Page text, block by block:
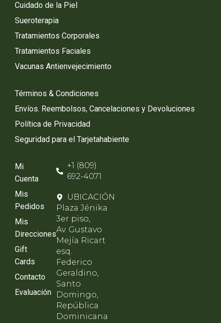
Cuidado de la Piel
Sueroterapia
Tratamientos Corporales
Tratamientos Faciales
Vacunas Antienvejecimiento
Términos & Condiciones
Envíos. Reembolsos, Cancelaciones y Devoluciones
Política de Privacidad
Seguridad para el Tarjetahabiente
Mi
Cuenta
Mis
Pedidos
Mis
Direcciones
Gift
Cards
Contacto
Evaluación
+1 (809)
692-4071
UBICACIÓN
Plaza Jénika
3er piso,
Av. Gustavo
Mejía Ricart
esq.
Federico
Geraldino,
Santo
Domingo,
República
Dominicana